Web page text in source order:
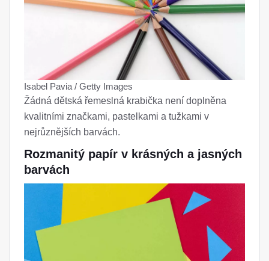
Isabel Pavia / Getty Images
Žádná dětská řemeslná krabička není doplněna
kvalitními značkami, pastelkami a tužkami v
nejrůznějších barvách.
Rozmanitý papír v krásných a jasných
barvách